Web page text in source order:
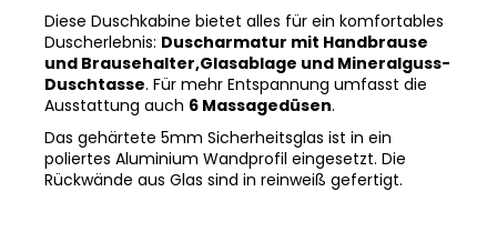
Diese Duschkabine bietet alles für ein komfortables
Duscherlebnis: Duscharmatur mit Handbrause
und Brausehalter,Glasablage und Mineralguss-
Duschtasse. Für mehr Entspannung umfasst die
Ausstattung auch 6 Massagedüsen.
Das gehärtete 5mm Sicherheitsglas ist in ein
poliertes Aluminium Wandprofil eingesetzt. Die
Rückwände aus Glas sind in reinweiß gefertigt.